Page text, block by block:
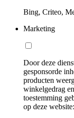
Bing, Criteo,
Marketing
Door deze
gesponsorde
producten
winkelgedrag
toestemming
op deze website: